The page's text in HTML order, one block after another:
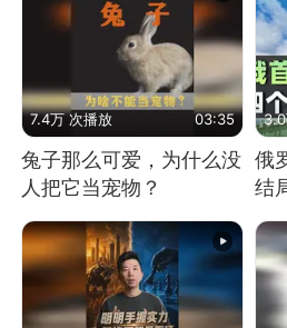
7.4万 次播放 03:35
兔子那么可爱，为什么没
人把它当宠物？
俄
结